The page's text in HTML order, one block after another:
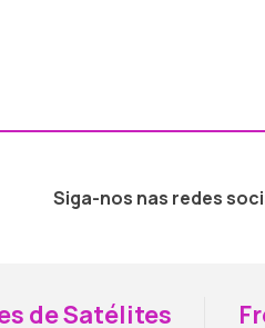
Siga-nos nas redes
de Satélites